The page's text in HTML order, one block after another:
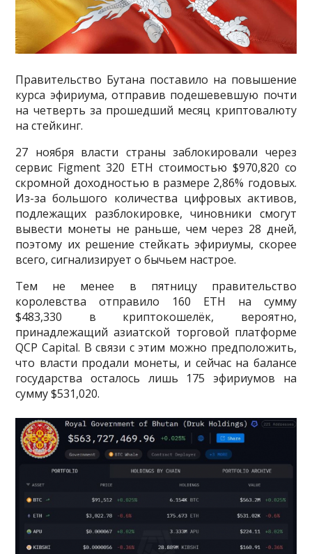
Правительство Бутана поставило на повышение
курса эфириума, отправив подешевевшую почти
на четверть за прошедший месяц криптовалюту
на стейкинг.
27 ноября власти страны заблокировали через
сервис Figment 320 ETH стоимостью $970,820 со
скромной доходностью в размере 2,86% годовых.
Из-за большого количества цифровых активов,
подлежащих разблокировке, чиновники смогут
вывести монеты не раньше, чем через 28 дней,
поэтому их решение стейкать эфириумы, скорее
всего, сигнализирует о бычьем настрое.
Тем не менее в пятницу правительство
королевства отправило 160 ETH на сумму
$483,330 в криптокошелёк, вероятно,
принадлежащий азиатской торговой платформе
QCP Capital. В связи с этим можно предположить,
что власти продали монеты, и сейчас на балансе
государства осталось лишь 175 эфириумов на
сумму $531,020.